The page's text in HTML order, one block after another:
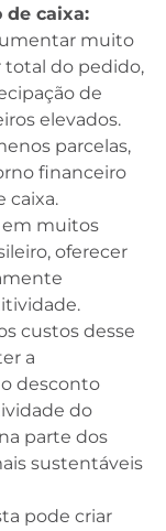
de caixa:
muito
total do pedido,
de
elevados.
parcelas,
financeiro
caixa.
em muitos
oferecer
custos desse
a
desconto
do
parte dos
sustentáveis
pode criar